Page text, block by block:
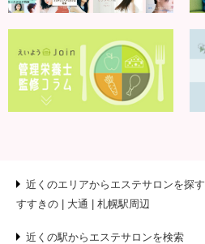
近くのエリアからエステサロンを探す
すすきの
大通 札幌駅周辺
近くの駅からエステサロンを検索